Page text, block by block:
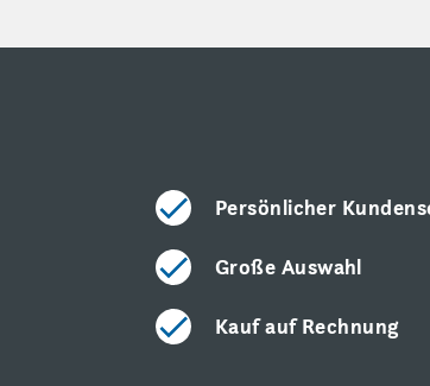
Persönlicher
Große Auswahl
Kauf auf Rechnung